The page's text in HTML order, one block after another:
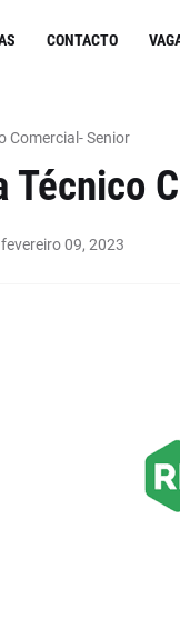
CONTACTO
Comercial- Senior
Técnico
fevereiro 09, 2023